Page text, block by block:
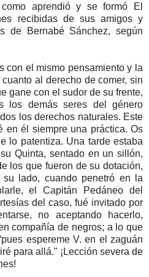
aprendió y se formó El
recibidas de sus amigos y
de Bernabé Sánchez, según
con el mismo pensamiento y la
al derecho de comer, sin
gane con el sudor de su frente,
los demás seres del género
los derechos naturales. Este
en él siempre una práctica. Os
lo patentiza. Una tarde estaba
Quinta, sentado en un sillón,
los que fueron de su dotación,
lado, cuando penetró en la
el Capitán Pedáneo del
del caso, fué invitado por
no aceptando hacerlo,
compañía de negros; a lo que
espereme V. en el zaguán
para allá." ¡Lección severa de